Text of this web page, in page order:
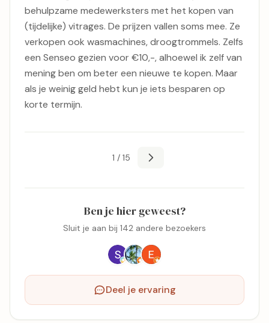
behulpzame medewerksters met het kopen van
(tijdelijke) vitrages. De prijzen vallen soms mee. Ze
verkopen ook wasmachines, droogtrommels. Zelfs
een Senseo gezien voor €10,-, alhoewel ik zelf van
mening ben om beter een nieuwe te kopen. Maar
als je weinig geld hebt kun je iets besparen op
korte termijn.
1 / 15
Ben je hier geweest?
Sluit je aan bij 142 andere bezoekers
Deel je ervaring